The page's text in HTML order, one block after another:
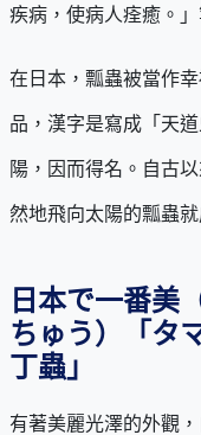
疾病，使病人痊癒。」
在日本，瓢蟲被當作
品，漢字是寫成「天
陽，因而得名。自古
然地飛向太陽的瓢蟲
日本で一番美
ちゅう）「タ
丁蟲」
有著美麗光澤的外觀